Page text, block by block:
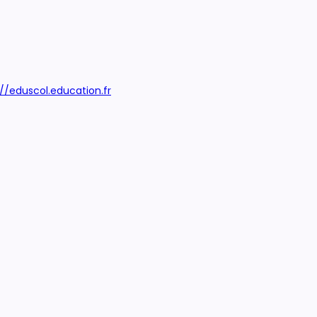
eduscol.education.fr